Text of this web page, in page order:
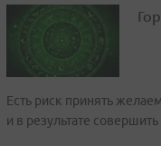
Есть риск принять
и в результате